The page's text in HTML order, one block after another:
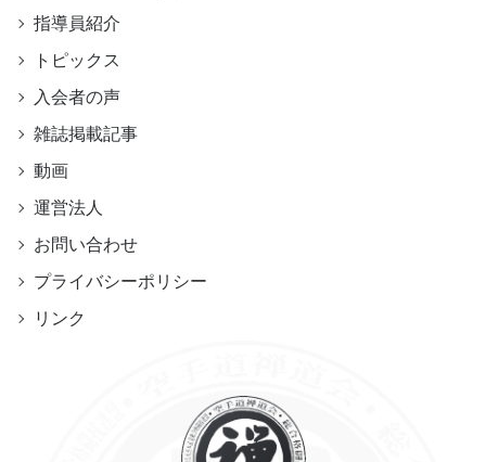
指導員紹介
トピックス
入会者の声
雑誌掲載記事
動画
運営法人
お問い合わせ
プライバシーポリシー
リンク